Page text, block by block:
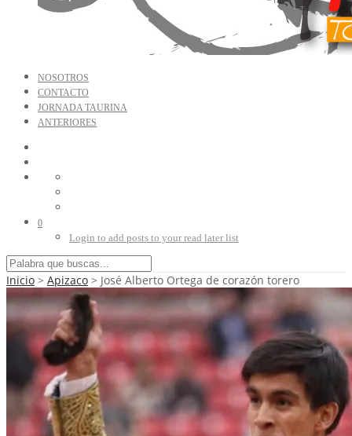
NOSOTROS
CONTACTO
JORNADA TAURINA
ANTERIORES
0
Login to add posts to your read later list
Inicio > Apizaco > José Alberto Ortega de corazón torero